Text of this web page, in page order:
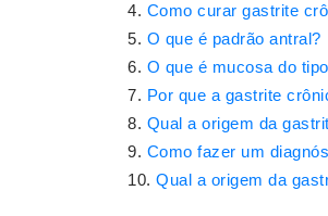
Como curar gastrite
O que é padrão antral?
O que é mucosa do
Por que a gastrite
Qual a origem da
Como fazer um
Qual a origem da